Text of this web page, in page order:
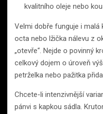
kvalitního oleje nebo
Velmi dobře funguje i malá
octa nebo lžička nálevu z
„otevře“. Nejde o povinný
celkový dojem o úroveň
petrželka nebo pažitka
Chcete-li intenzivnější
pánvi s kapkou sádla.